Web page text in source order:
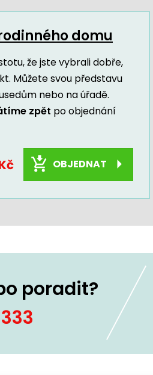
domu
že jste vybrali dobře,
Můžete svou představu
nebo na úřadě.
zpět po objednání
OBJEDNAT
poradit?